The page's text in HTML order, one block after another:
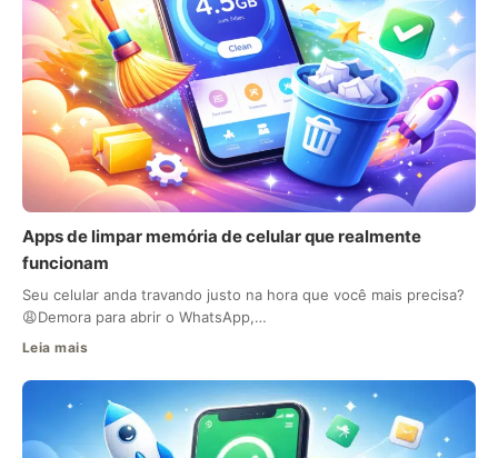
Apps de limpar memória de celular que realmente
funcionam
Seu celular anda travando justo na hora que você mais precisa?
😩Demora para abrir o WhatsApp,…
Leia mais